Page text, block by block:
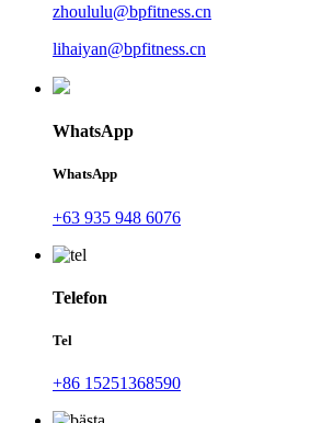
zhoululu@bpfitness.cn
lihaiyan@bpfitness.cn
WhatsApp
WhatsApp
+63 935 948 6076
Telefon
Tel
+86 15251368590